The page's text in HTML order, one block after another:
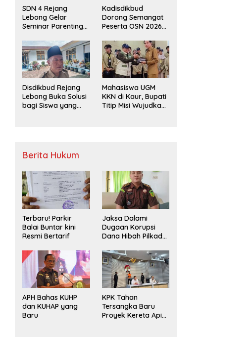
SDN 4 Rejang
Lebong Gelar
Seminar Parenting
Bullying,
Kadisdikbud: Patut
Jadi Contoh
Kadisdikbud
Dorong Semangat
Peserta OSN 2026
Disdikbud Rejang
Lebong Buka Solusi
bagi Siswa yang
Mahasiswa UGM
KKN di Kaur, Bupati
Titip Misi Wujudkan
Berita Hukum
Terbaru! Parkir
Balai Buntar kini
Resmi Bertarif
Jaksa Dalami
Dugaan Korupsi
Dana Hibah Pilkada
Kaur
APH Bahas KUHP
dan KUHAP yang
Baru
KPK Tahan
Tersangka Baru
Proyek Kereta Api